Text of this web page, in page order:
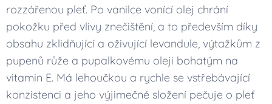
rozzářenou pleť. Po vanilce vonící olej chrání
pokožku před vlivy znečištění, a to především díky
obsahu zklidňující a oživující levandule, výtažkům z
pupenů růže a pupalkovému oleji bohatým na
vitamin E. Má lehoučkou a rychle se vstřebávající
konzistenci a jeho výjimečné složení pečuje o pleť